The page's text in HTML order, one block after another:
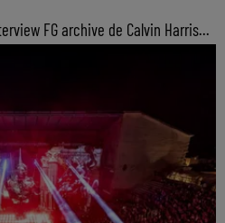
FG archive de Calvin Harris...